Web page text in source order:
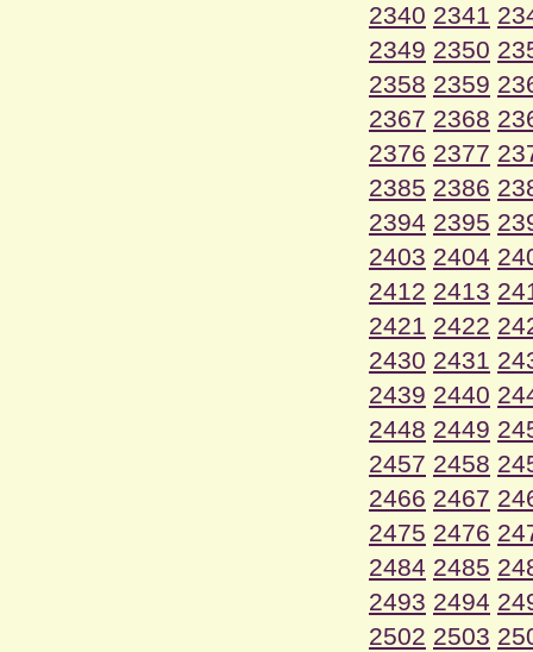
2340 2341
2349 2350
2358 2359
2367 2368
2376 2377
2385 2386
2394 2395
2403 2404
2412 2413
2421 2422
2430 2431
2439 2440
2448 2449
2457 2458
2466 2467
2475 2476
2484 2485
2493 2494
2502 2503